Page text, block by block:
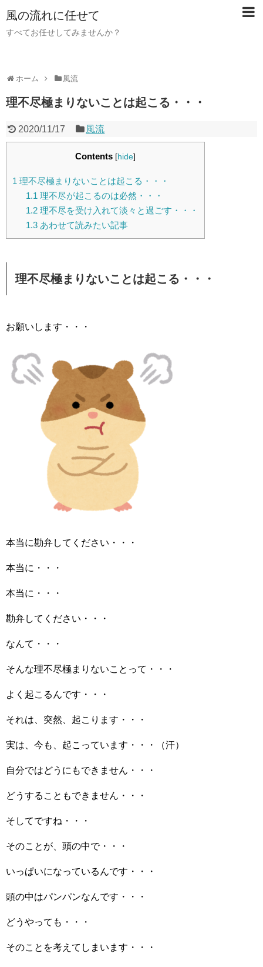
風の流れに任せて
すべてお任せしてみませんか？
ホーム 風流
理不尽極まりないことは起こる・・・
2020/11/17 風流
Contents [hide]
1 理不尽極まりないことは起こる・・・
1.1 理不尽が起こるのは必然・・・
1.2理不尽を受け入れて淡々と過ごす・・・
1.3あわせて読みたい記事
理不尽極まりないことは起こる・・・
お願いします・・・
本当に勘弁してください・・・
本当に・・・
本当に・・・
勘弁してください・・・
なんて・・・
そんな理不尽極まりないことって・・・
よく起こるんです・・・
それは、突然、起こります・・・
実は、今も、起こっています・・・（汗）
自分ではどうにもできません・・・
どうすることもできません・・・
そしてですね・・・
そのことが、頭の中で・・・
いっぱいになっているんです・・・
頭の中はパンパンなんです・・・
どうやっても・・・
そのことを考えてしまいます・・・